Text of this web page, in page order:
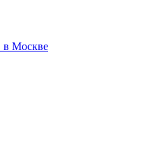
в Москве